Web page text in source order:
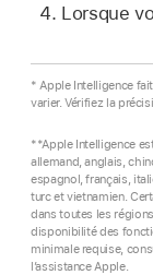
Lorsque
* Apple Intelligence
varier. Vérifiez la
**Apple Intelligence
allemand, anglais,
espagnol, français,
turc et vietnamien.
dans toutes les
disponibilité des
minimale requise,
l’assistance Apple.